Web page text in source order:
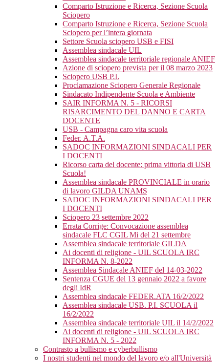
Comparto Istruzione e Ricerca, Sezione Scuola
Sciopero
Comparto Istruzione e Ricerca, Sezione Scuola
Sciopero per l’intera giornata
Settore Scuola sciopero USB e FISI
Assemblea sindacale UIL
Assemblea sindacale territoriale regionale ANIEF
Azione di sciopero prevista per il 08 marzo 2023
Sciopero USB P.I.
Proclamazione Sciopero Generale Regionale
Sindacato Indipendente Scuola e Ambiente
SAIR INFORMA N. 5 - RICORSI
RISARCIMENTO DEL DANNO E CARTA
DOCENTE
USB - Campagna caro vita scuola
Feder. A.T.A.
SADOC INFORMAZIONI SINDACALI PER
I DOCENTI
Ricorso carta del docente: prima vittoria di USB
Scuola!
Assemblea sindacale PROVINCIALE in orario
di lavoro GILDA UNAMS
SADOC INFORMAZIONI SINDACALI PER
I DOCENTI
Sciopero 23 settembre 2022
Errata Corrige: Convocazione assemblea
sindacale FLC CGIL Mi del 21 settembre
Assemblea sindacale territoriale GILDA
Ai docenti di religione - UIL SCUOLA IRC
INFORMA N. 8-2022
Assemblea Sindacale ANIEF del 14-03-2022
Sentenza CGUE del 13 gennaio 2022 a favore
degli IdR
Assemblea sindacale FEDER.ATA 16/2/2022
Assemblea sindacale USB. P.I. SCUOLA il
16/2/2022
Assemblea sindacale territoriale UIL il 14/2/2022
Ai docenti di religione - UIL SCUOLA IRC
INFORMA N. 5 - 2022
Contrasto a bullismo e cyberbullismo
I nostri studenti nel mondo del lavoro e/o all'Università